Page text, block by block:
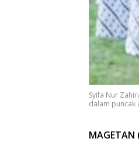
Syifa Nur
dalam puncak